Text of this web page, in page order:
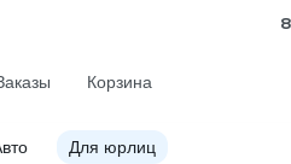
Корзина
Для юрлиц